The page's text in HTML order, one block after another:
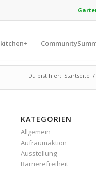
kitchen+
Du bist hier: Startseite /
KATEGORIEN
Allgemein
Aufräumaktion
Ausstellung
Barrierefreiheit